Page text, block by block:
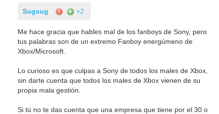
Sugsug +2
Me hace gracia que hables mal de los fanboys de Sony, pero
tus palabras son de un extremo Fanboy energúmeno de
Xbox/Microsoft.
Lo curioso es que culpas a Sony de todos los males de Xbox,
sin darte cuenta que todos los males de Xbox vienen de su
propia mala gestión.
Si tú no te das cuenta que una empresa que tiene por el 30 o